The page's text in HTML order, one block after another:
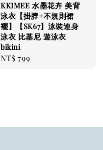
KKIMEE 水墨花卉 美背
泳衣【掛脖+不規則裙
襬】【SK67】泳裝連身
泳衣 比基尼 遊泳衣
bikini
Regular
NT$ 799